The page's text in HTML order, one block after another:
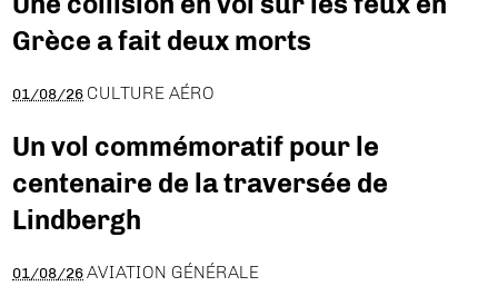
Grèce a fait deux morts
01/08/26 CULTURE AÉRO
Un vol commémoratif pour le
centenaire de la traversée de
Lindbergh
01/08/26 AVIATION GÉNÉRALE